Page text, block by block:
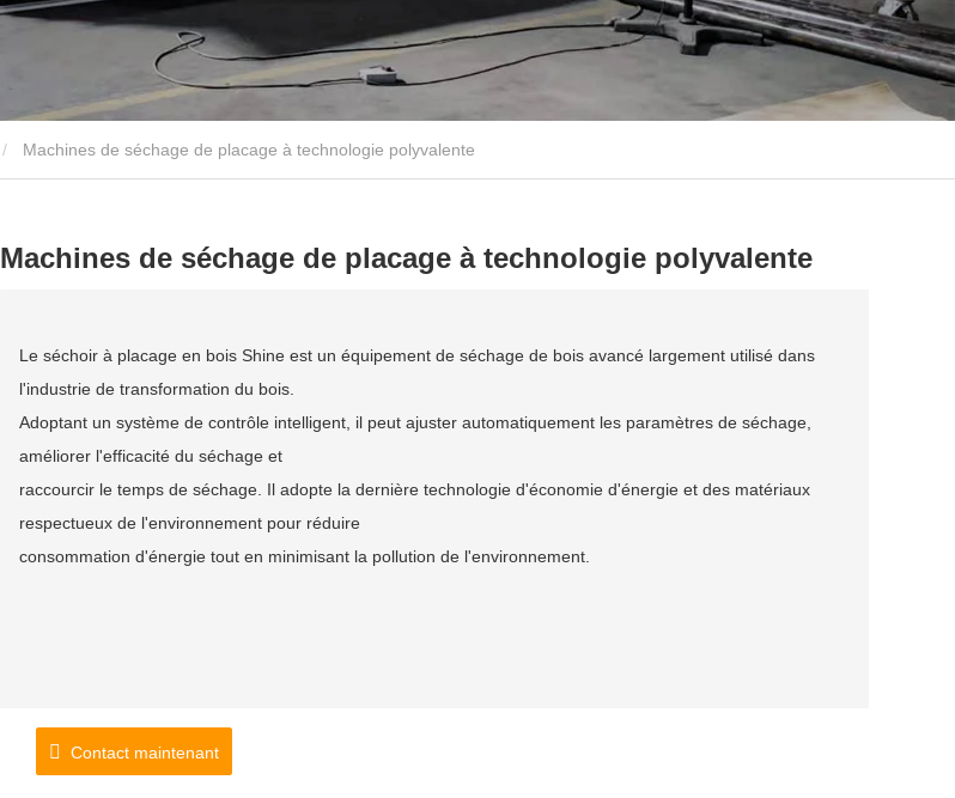
Machines de séchage de placage à technologie polyvalente
Machines de séchage de placage à technologie polyvalente
Le séchoir à placage en bois Shine est un équipement de séchage de bois avancé largement utilisé dans
l'industrie de transformation du bois.
Adoptant un système de contrôle intelligent, il peut ajuster automatiquement les paramètres de séchage,
améliorer l'efficacité du séchage et
raccourcir le temps de séchage. Il adopte la dernière technologie d'économie d'énergie et des matériaux
respectueux de l'environnement pour réduire
consommation d'énergie tout en minimisant la pollution de l'environnement.
Contact maintenant